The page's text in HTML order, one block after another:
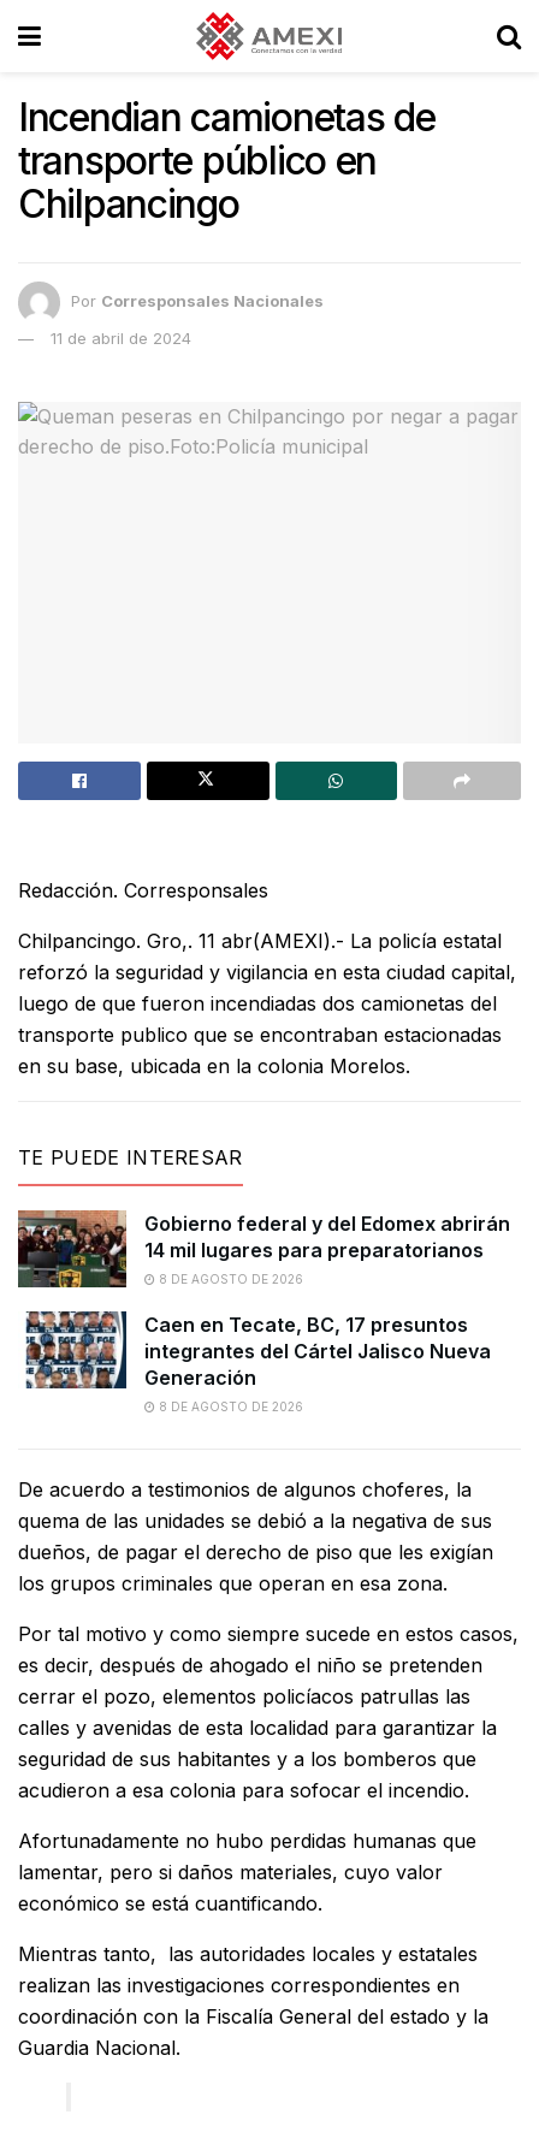
Incendian camionetas de
transporte público en
Chilpancingo
Por Corresponsales Nacionales
11 de abril de 2024
Redacción. Corresponsales
Chilpancingo. Gro,. 11 abr(AMEXI).- La policía estatal
reforzó la seguridad y vigilancia en esta ciudad capital,
luego de que fueron incendiadas dos camionetas del
transporte publico que se encontraban estacionadas
en su base, ubicada en la colonia Morelos.
TE PUEDE INTERESAR
Gobierno federal y del Edomex abrirán
14 mil lugares para preparatorianos
8 DE AGOSTO DE 2026
Caen en Tecate, BC, 17 presuntos
integrantes del Cártel Jalisco Nueva
Generación
8 DE AGOSTO DE 2026
De acuerdo a testimonios de algunos choferes, la
quema de las unidades se debió a la negativa de sus
dueños, de pagar el derecho de piso que les exigían
los grupos criminales que operan en esa zona.
Por tal motivo y como siempre sucede en estos casos,
es decir, después de ahogado el niño se pretenden
cerrar el pozo, elementos policíacos patrullas las
calles y avenidas de esta localidad para garantizar la
seguridad de sus habitantes y a los bomberos que
acudieron a esa colonia para sofocar el incendio.
Afortunadamente no hubo perdidas humanas que
lamentar, pero si daños materiales, cuyo valor
económico se está cuantificando.
Mientras tanto, las autoridades locales y estatales
realizan las investigaciones correspondientes en
coordinación con la Fiscalía General del estado y la
Guardia Nacional.